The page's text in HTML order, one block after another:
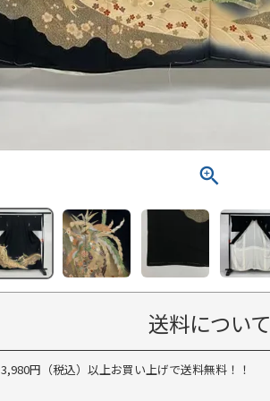
送料について
3,980円（税込）以上お買い上げで送料無料！！